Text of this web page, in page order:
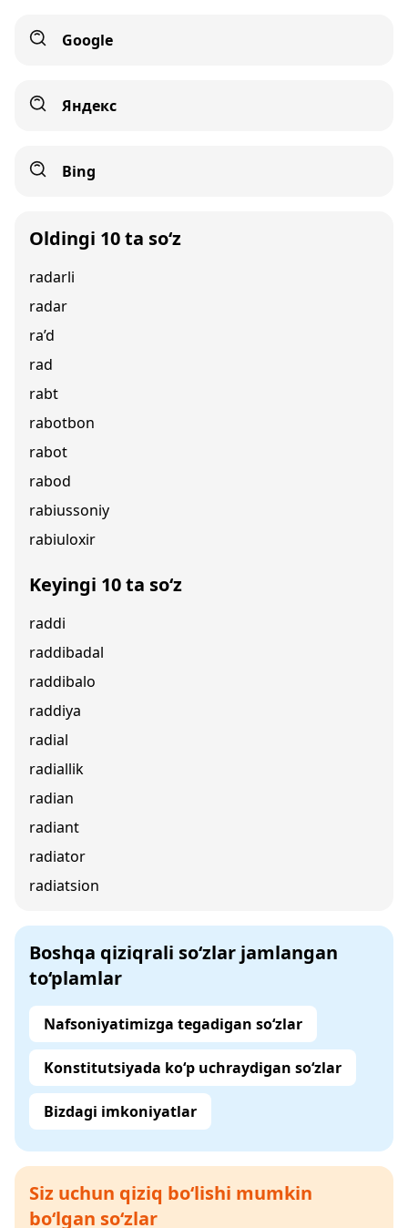
Google
Яндекс
Bing
Oldingi 10 ta so‘z
radarli
radar
ra’d
rad
rabt
rabotbon
rabot
rabod
rabiussoniy
rabiuloxir
Keyingi 10 ta so‘z
raddi
raddibadal
raddibalo
raddiya
radial
radiallik
radian
radiant
radiator
radiatsion
Boshqa qiziqrali so‘zlar jamlangan
to‘plamlar
Nafsoniyatimizga tegadigan so‘zlar
Konstitutsiyada ko‘p uchraydigan so‘zlar
Bizdagi imkoniyatlar
Siz uchun qiziq bo‘lishi mumkin
bo‘lgan so‘zlar